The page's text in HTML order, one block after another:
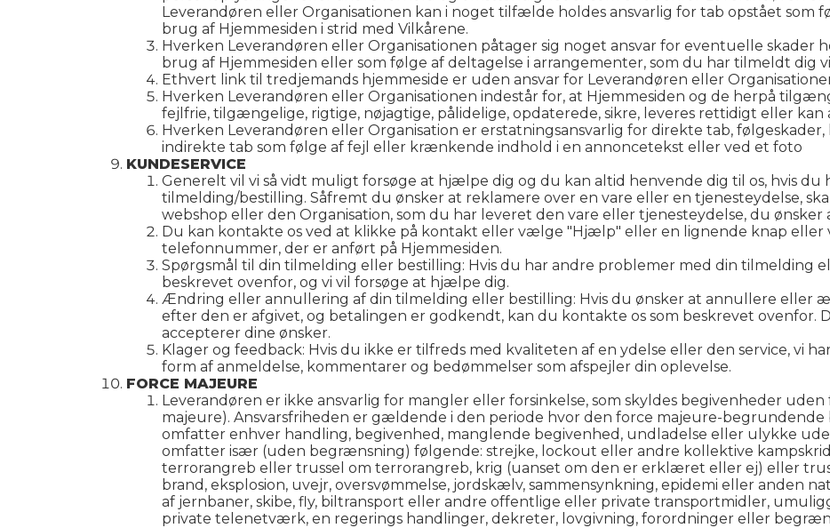
Leverandøren eller Organisationen kan i noget tilfælde holdes ansvarlig for tab opstået som
brug af Hjemmesiden i strid med Vilkårene.
Hverken Leverandøren eller Organisationen påtager sig noget ansvar for eventuelle skader
brug af Hjemmesiden eller som følge af deltagelse i arrangementer, som du har tilmeldt dig
Ethvert link til tredjemands hjemmeside er uden ansvar for Leverandøren eller
Hverken Leverandøren eller Organisationen indestår for, at Hjemmesiden og de herpå
fejlfrie, tilgængelige, rigtige, nøjagtige, pålidelige, opdaterede, sikre, leveres rettidigt eller kan
Hverken Leverandøren eller Organisation er erstatningsansvarlig for direkte tab,
indirekte tab som følge af fejl eller krænkende indhold i en annoncetekst eller ved et foto
KUNDESERVICE
Generelt vil vi så vidt muligt forsøge at hjælpe dig og du kan altid henvende dig til os, hvis du
tilmelding/bestilling. Såfremt du ønsker at reklamere over en vare eller en tjenesteydelse,
webshop eller den Organisation, som du har leveret den vare eller tjenesteydelse, du ønsker
Du kan kontakte os ved at klikke på kontakt eller vælge "Hjælp" eller en lignende knap
telefonnummer, der er anført på Hjemmesiden.
Spørgsmål til din tilmelding eller bestilling: Hvis du har andre problemer med din tilmelding
beskrevet ovenfor, og vi vil forsøge at hjælpe dig.
Ændring eller annullering af din tilmelding eller bestilling: Hvis du ønsker at annullere eller
efter den er afgivet, og betalingen er godkendt, kan du kontakte os som beskrevet ovenfor.
accepterer dine ønsker.
Klager og feedback: Hvis du ikke er tilfreds med kvaliteten af en ydelse eller den service, vi
form af anmeldelse, kommentarer og bedømmelser som afspejler din oplevelse.
FORCE MAJEURE
Leverandøren er ikke ansvarlig for mangler eller forsinkelse, som skyldes begivenheder
majeure). Ansvarsfriheden er gældende i den periode hvor den force majeure-begrundende
omfatter enhver handling, begivenhed, manglende begivenhed, undladelse eller ulykke
omfatter især (uden begrænsning) følgende: strejke, lockout eller andre kollektive
terrorangreb eller trussel om terrorangreb, krig (uanset om den er erklæret eller ej) eller
brand, eksplosion, uvejr, oversvømmelse, jordskælv, sammensynkning, epidemi eller anden
af jernbaner, skibe, fly, biltransport eller andre offentlige eller private transportmidler,
private telenetværk, en regerings handlinger, dekreter, lovgivning, forordninger eller